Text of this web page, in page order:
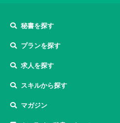
秘書を探す
プランを探す
求人を探す
スキルから探す
マガジン